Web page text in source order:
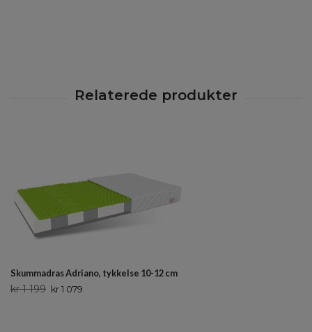
Skummadras Adriano, tykkelse 10-12 cm
kr 1 199 kr 1 079